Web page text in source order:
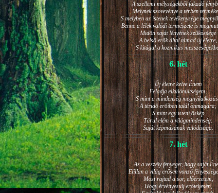
A szellemi mélységekből fakadó
Melynek szövevénye a térben
S melyben az istenek tevékenysége
Benne a lélek valódi természete is
Midőn saját lényének szűkössége
A belső erők által támad új életre,
S kitágul a kozmikus
6. hét
Új életre kelve Énem
Feladja elkülönültségem,
S mint a mindenség
A téridő erőiben talál önmagára;
S mint egy isteni őskép
Tárul elém a világmindenség:
Saját képmásának valódisága.
7. hét
Az a veszély fenyeget, hogy saját
Elillan a világ erősen vonzó
Most rajtad a sor, előérzetem,
Hogy érvényesülj erőteljesen,